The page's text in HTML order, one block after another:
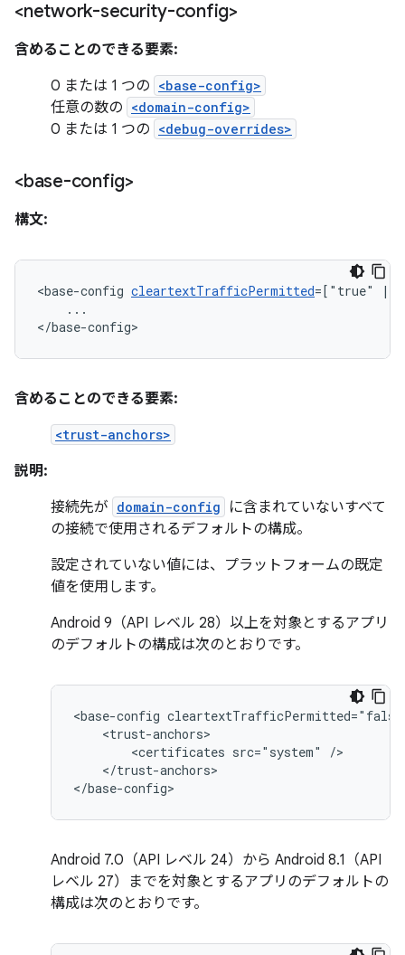
<network-security-config>
含めることのできる要素:
0 または 1 つの <base-config>
任意の数の <domain-config>
0 または 1 つの <debug-overrides>
<base-config>
構文:
<base-config cleartextTrafficPermitted=["true"
|
...
</base-config>
含めることのできる要素:
<trust-anchors>
説明:
接続先が domain-config
に含まれていないすべて
の接続で使用されるデフォルトの構成。
設定されていない値には、プラットフォームの既定
値を使用します。
Android 9（API レベル 28）以上を対象とするアプリ
のデフォルトの構成は次のとおりです。
<base-config
<certificates src="system"
</trust-anchors>
</base-config>
Android 7.0（API レベル 24）から Android 8.1（API
レベル 27）までを対象とするアプリのデフォルトの
構成は次のとおりです。